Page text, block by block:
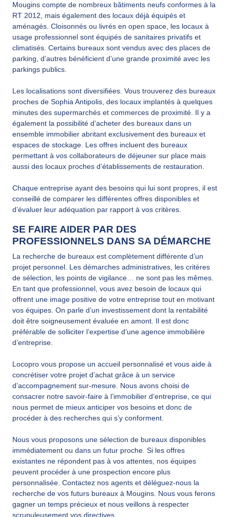
Mougins compte de nombreux bâtiments neufs conformes à la
RT 2012, mais également des locaux déjà équipés et
aménagés. Cloisonnés ou livrés en open space, les locaux à
usage professionnel sont équipés de sanitaires privatifs et
climatisés. Certains bureaux sont vendus avec des places de
parking, d’autres bénéficient d’une grande proximité avec les
parkings publics.
Les localisations sont diversifiées. Vous trouverez des bureaux
proches de Sophia Antipolis, des locaux implantés à quelques
minutes des supermarchés et commerces de proximité. Il y a
également la possibilité d’acheter des bureaux dans un
ensemble immobilier abritant exclusivement des bureaux et
espaces de stockage. Les offres incluent des bureaux
permettant à vos collaborateurs de déjeuner sur place mais
aussi des locaux proches d’établissements de restauration.
Chaque entreprise ayant des besoins qui lui sont propres, il est
conseillé de comparer les différentes offres disponibles et
d’évaluer leur adéquation par rapport à vos critères.
SE FAIRE AIDER PAR DES
PROFESSIONNELS DANS SA DÉMARCHE
La recherche de bureaux est complètement différente d’un
projet personnel. Les démarches administratives, les critères
de sélection, les points de vigilance… ne sont pas les mêmes.
En tant que professionnel, vous avez besoin de locaux qui
offrent une image positive de votre entreprise tout en motivant
vos équipes. On parle d’un investissement dont la rentabilité
doit être soigneusement évaluée en amont. Il est donc
préférable de solliciter l’expertise d’une agence immobilière
d’entreprise.
Locopro vous propose un accueil personnalisé et vous aide à
concrétiser votre projet d’achat grâce à un service
d’accompagnement sur-mesure. Nous avons choisi de
consacrer notre savoir-faire à l’immobilier d’entreprise, ce qui
nous permet de mieux anticiper vos besoins et donc de
procéder à des recherches qui s’y conforment.
Nous vous proposons une sélection de bureaux disponibles
immédiatement ou dans un futur proche. Si les offres
existantes ne répondent pas à vos attentes, nos équipes
peuvent procéder à une prospection encore plus
personnalisée. Contactez nos agents et déléguez-nous la
recherche de vos futurs bureaux à Mougins. Nous vous ferons
gagner un temps précieux et nous veillons à respecter
scrupuleusement vos directives.